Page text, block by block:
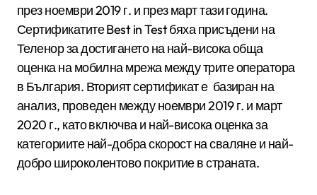
през ноември 2019 г. и през март тази година.
Сертификатите Best in Test бяха присъдени на
Теленор за достигането на най-висока обща
оценка на мобилна мрежа между трите оператора
в България. Вторият сертификат е базиран на
анализ, проведен между ноември 2019 г. и март
2020 г., като включва и най-висока оценка за
категориите най-добра скорост на сваляне и най-
добро широколентово покритие в страната.